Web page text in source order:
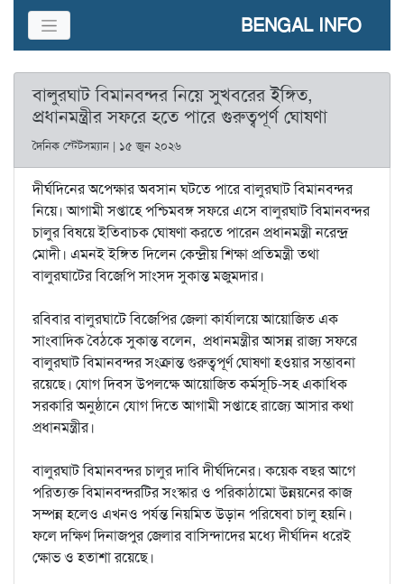
BENGAL INFO
বালুরঘাট বিমানবন্দর নিয়ে সুখবরের ইঙ্গিত,
প্রধানমন্ত্রীর সফরে হতে পারে গুরুত্বপূর্ণ ঘোষণা
দৈনিক স্টেটসম্যান | ১৫ জুন ২০২৬
দীর্ঘদিনের অপেক্ষার অবসান ঘটতে পারে বালুরঘাট বিমানবন্দর
নিয়ে। আগামী সপ্তাহে পশ্চিমবঙ্গ সফরে এসে বালুরঘাট বিমানবন্দর
চালুর বিষয়ে ইতিবাচক ঘোষণা করতে পারেন প্রধানমন্ত্রী নরেন্দ্র
মোদী। এমনই ইঙ্গিত দিলেন কেন্দ্রীয় শিক্ষা প্রতিমন্ত্রী তথা
বালুরঘাটের বিজেপি সাংসদ সুকান্ত মজুমদার।
রবিবার বালুরঘাটে বিজেপির জেলা কার্যালয়ে আয়োজিত এক
সাংবাদিক বৈঠকে সুকান্ত বলেন, প্রধানমন্ত্রীর আসন্ন রাজ্য সফরে
বালুরঘাট বিমানবন্দর সংক্রান্ত গুরুত্বপূর্ণ ঘোষণা হওয়ার সম্ভাবনা
রয়েছে। যোগ দিবস উপলক্ষে আয়োজিত কর্মসূচি-সহ একাধিক
সরকারি অনুষ্ঠানে যোগ দিতে আগামী সপ্তাহে রাজ্যে আসার কথা
প্রধানমন্ত্রীর।
বালুরঘাট বিমানবন্দর চালুর দাবি দীর্ঘদিনের। কয়েক বছর আগে
পরিত্যক্ত বিমানবন্দরটির সংস্কার ও পরিকাঠামো উন্নয়নের কাজ
সম্পন্ন হলেও এখনও পর্যন্ত নিয়মিত উড়ান পরিষেবা চালু হয়নি।
ফলে দক্ষিণ দিনাজপুর জেলার বাসিন্দাদের মধ্যে দীর্ঘদিন ধরেই
ক্ষোভ ও হতাশা রয়েছে।